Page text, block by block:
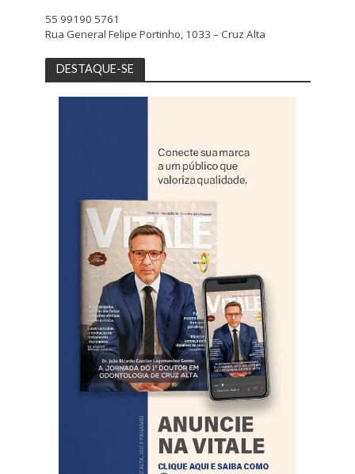
55 99190 5761
Rua General Felipe Portinho, 1033 – Cruz Alta
DESTAQUE-SE